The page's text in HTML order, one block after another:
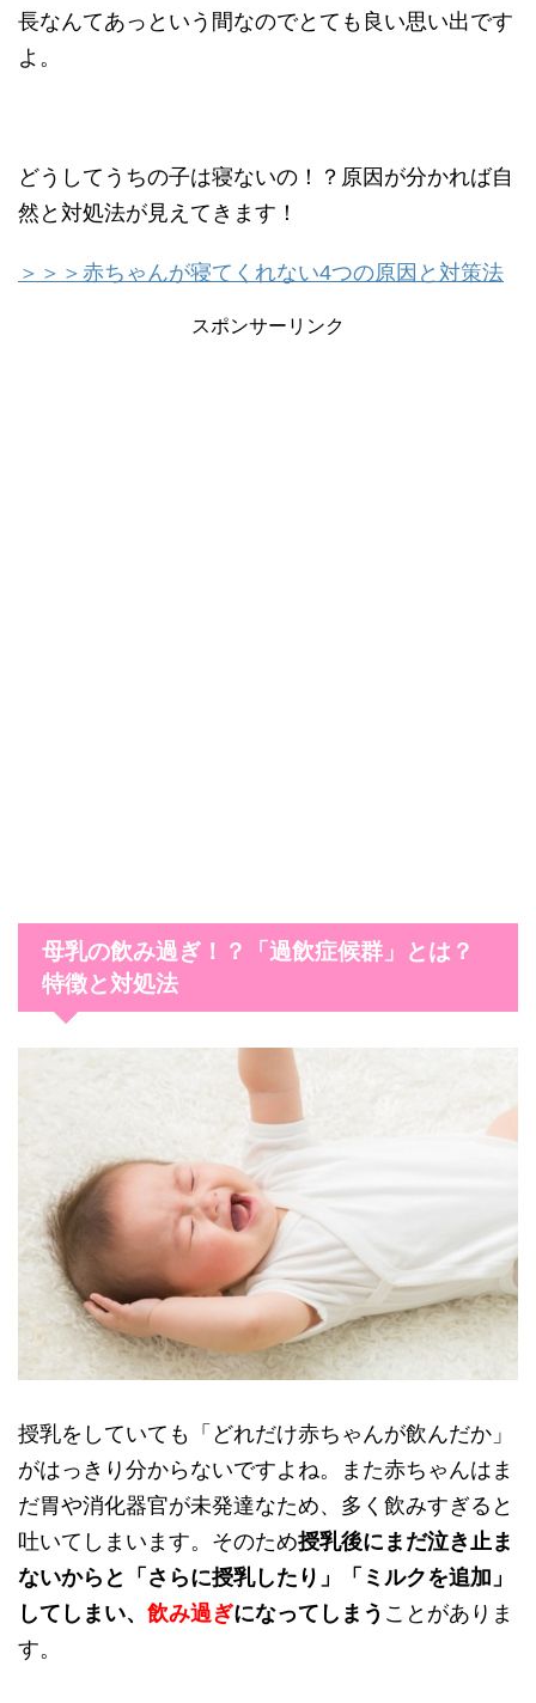
長なんてあっという間なのでとても良い思い出です
よ。
どうしてうちの子は寝ないの！？原因が分かれば自
然と対処法が見えてきます！
＞＞＞赤ちゃんが寝てくれない4つの原因と対策法
スポンサーリンク
母乳の飲み過ぎ！？「過飲症候群」とは？
特徴と対処法
授乳をしていても「どれだけ赤ちゃんが飲んだか」
がはっきり分からないですよね。また赤ちゃんはま
だ胃や消化器官が未発達なため、多く飲みすぎると
吐いてしまいます。そのため授乳後にまだ泣き止ま
ないからと「さらに授乳したり」「ミルクを追加」
してしまい、 飲み過ぎになってしまう ことがありま
す。